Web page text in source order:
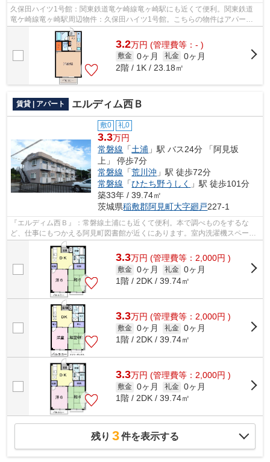
久保田ハイツ1号館：関東鉄道竜ケ崎線竜ヶ崎駅にも近くて便利。関東鉄道
竜ケ崎線竜ヶ崎駅周辺物件：久保田ハイツ1号館。こちらの物件はアパート
です。スタッフ一同、気持ちを込めてお...
3.2万円 (管理費等：- )
敷金 0ヶ月 礼金 0ヶ月
2階 / 1K / 23.18㎡
賃貸 | アパート エルディム西Ｂ
敷0 礼0
3.3万円
常磐線 「土浦 」駅 バス24分 「阿見坂
上」 停歩7分
常磐線 「荒川沖 」駅 徒歩72分
常磐線 「ひたち野うしく
」駅 徒歩101分
築33年 / 39.74㎡
茨城県稲敷郡阿見町大字廻戸227-1
『エルディム西Ｂ』：常磐線土浦にも近くて便利。本で調べものをするな
ど、仕事にもつかえる阿見町図書館が近くにあります。室内洗濯機スペース
も備えられています。料理好きにはうれ...
3.3万円 (管理費等：2,000円 )
敷金 0ヶ月 礼金 0ヶ月
1階 / 2DK / 39.74㎡
3.3万円 (管理費等：2,000円 )
敷金 0ヶ月 礼金 0ヶ月
1階 / 2DK / 39.74㎡
3.3万円 (管理費等：2,000円 )
敷金 0ヶ月 礼金 0ヶ月
1階 / 2DK / 39.74㎡
残り 3件を表示する